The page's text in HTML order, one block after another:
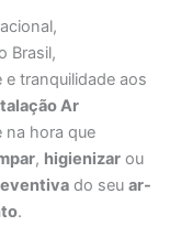
Brasil,
e tranquilidade aos
Ar
na hora que
, higienizar ou
do seuar-
.